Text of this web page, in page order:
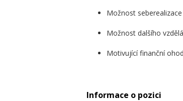
Možnost
Možnost dalšího
Motivující finanční
Informace o pozici